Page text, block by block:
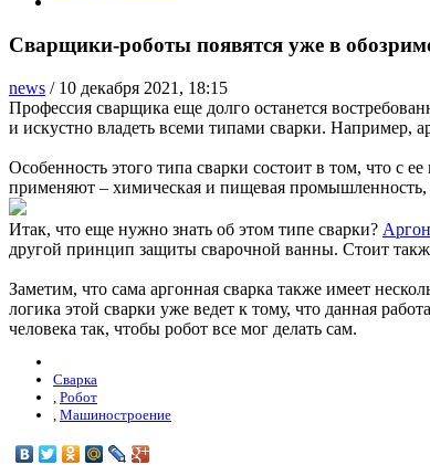
Сварщики-роботы появятся уже в
news / 10 декабря 2021, 18:15
Профессия сварщика еще долго останется
и искустно владеть всеми типами сварки. Например,
Особенность этого типа сварки состоит в том, что с
применяют – химическая и пищевая промышленность,
Итак, что еще нужно знать об этом типе сварки?
другой принцип защиты сварочной ванны. Стоит
Заметим, что сама аргонная сварка также имеет
логика этой сварки уже ведет к тому, что данная
человека так, чтобы робот все мог делать сам.
Сварка
, Робот
, Машиностроение